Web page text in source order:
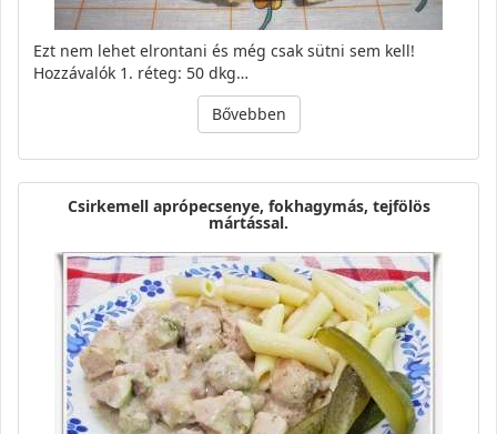
Ezt nem lehet elrontani és még csak sütni sem kell!
Hozzávalók 1. réteg: 50 dkg…
Bővebben
Csirkemell aprópecsenye, fokhagymás, tejfölös
mártással.